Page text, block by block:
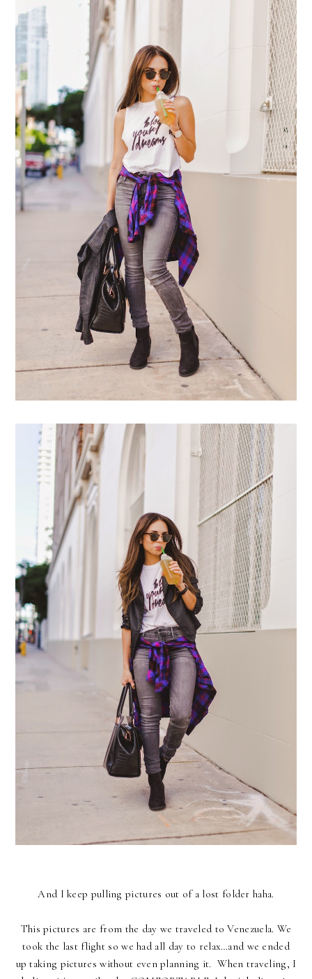
And I keep pulling pictures out of a lost folder haha.
This pictures are from the day we traveled to Venezuela. We
took the last flight so we had all day to relax…and we ended
up taking pictures without even planning it. When traveling, I